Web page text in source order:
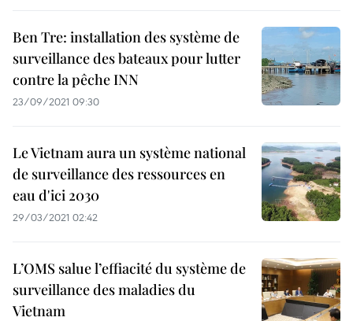
Ben Tre: installation des système de
surveillance des bateaux pour lutter
contre la pêche INN
23/09/2021 09:30
Le Vietnam aura un système national
de surveillance des ressources en
eau d'ici 2030
29/03/2021 02:42
L’OMS salue l’effiacité du système de
surveillance des maladies du
Vietnam